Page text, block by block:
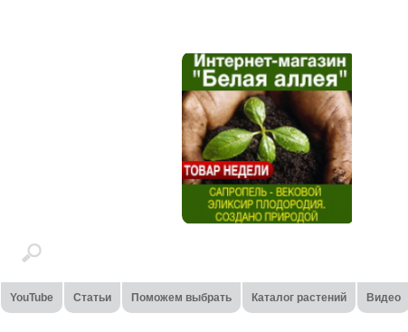
YouTube Статьи Поможем выбрать Каталог растений Видео